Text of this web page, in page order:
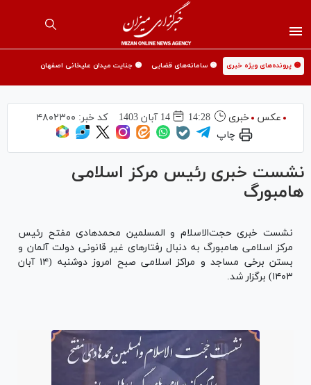
🟡 پرونده‌های ویژه خبری 🟡 سامانه‌های قضایی 🟡 جنایت میدان علیخانی اصفهان
عکس خبری 14:28 14 آبان 1403 کد خبر: ۴۸۰۲۳۰۰
چاپ
نشست خبری رئیس مرکز اسلامی
هامبورگ
نشست خبری حجت‌الاسلام و المسلمین محمدهادی مفتح رئیس
مرکز اسلامی هامبورگ به دنبال رفتار‌های غیر قانونی دولت آلمان و
بستن برخی مساجد و مراکز اسلامی صبح امروز دوشنبه (۱۴ آبان
۱۴۰۳) برگزار شد.